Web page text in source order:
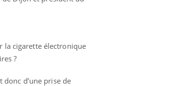
la cigarette électronique
?
d’une prise de